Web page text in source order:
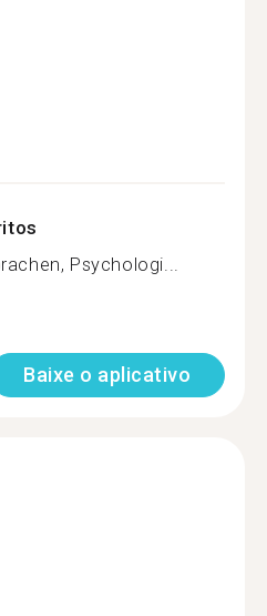
Psychologi...
Baixe o aplicativo